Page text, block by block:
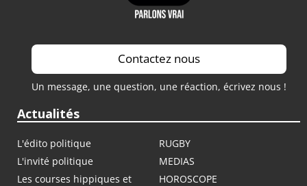
Contactez nous
Un message, une question, une réaction, écrivez nous !
Actualités
L'édito politique
RUGBY
L'invité politique
MEDIAS
Les courses hippiques et
HOROSCOPE